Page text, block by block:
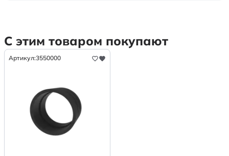
С этим товаром покупают
Артикул:3550000